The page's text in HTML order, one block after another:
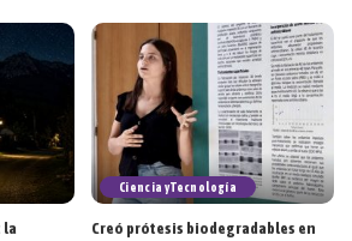
la
Ciencia y Tecnología
Creó prótesis biodegradables en